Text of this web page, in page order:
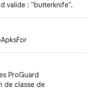
valide : "butterknife".
ProGuard
de classe de